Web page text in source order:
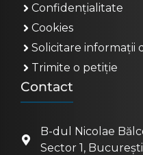
Confidențialitate
Cookies
Solicitare informații
Trimite o petiție
Contact
B-dul Nicolae
Sector 1, București